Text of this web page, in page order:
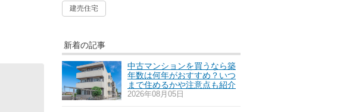
建売住宅
新着の記事
中古マンションを買うなら築
年数は何年がおすすめ？いつ
まで住めるかや注意点も紹介
2026年08月05日